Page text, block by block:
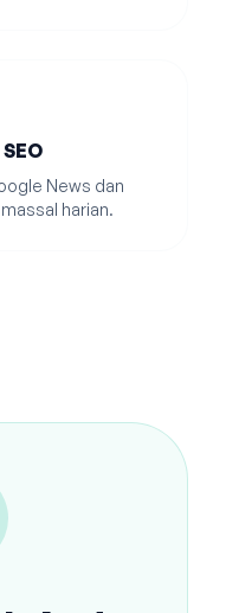
News dan
harian.